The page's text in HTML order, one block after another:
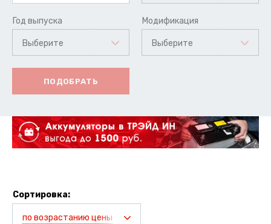
Год выпуска
Выберите
Модификация
Выберите
ПОДОБРАТЬ
Сортировка:
по возрастанию цены